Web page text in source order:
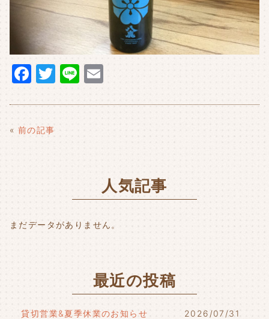
F
c
e
T
it
Li
e ai
« 前の記事
人気記事
まだデータがありません。
最近の投稿
貸切営業&夏季休業のお知らせ
2026/07/31